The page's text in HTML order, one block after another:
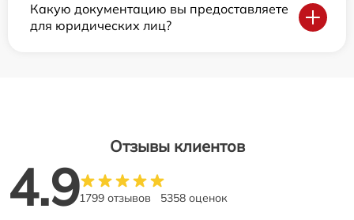
Какую документацию вы предоставляете
для юридических лиц?
Отзывы клиентов
4.91799 отзывов 5358 оценок